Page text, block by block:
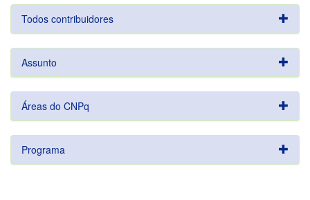
Todos contribuidores
Assunto
Áreas do CNPq
Programa